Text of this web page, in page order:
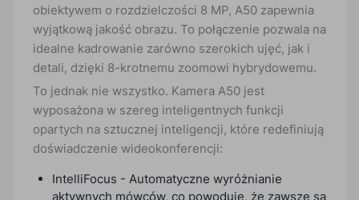
obiektywem o rozdzielczości 8 MP, A50 zapewnia
wyjątkową jakość obrazu. To połączenie pozwala na
idealne kadrowanie zarówno szerokich ujęć, jak i
detali, dzięki 8-krotnemu zoomowi hybrydowemu.
To jednak nie wszystko. Kamera A50 jest
wyposażona w szereg inteligentnych funkcji
opartych na sztucznej inteligencji, które redefiniują
doświadczenie wideokonferencji:
IntelliFocus - Automatyczne wyróżnianie
aktywnych mówców, co powoduje, że zawsze są